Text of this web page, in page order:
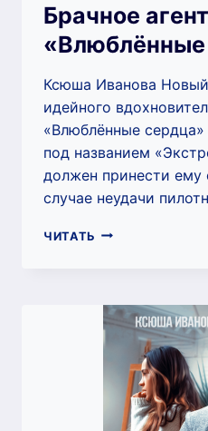
Брачное
Ксюша Иванова
идейного
«Влюблённые
под названием
должен принести ему
случае неудачи
ЧИТАТЬ БРАЧНОЕ